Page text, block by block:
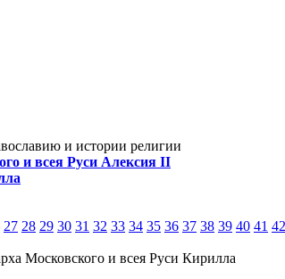
и истории религии
и всея Руси Алексия II
27 28 29 30 31 32 33 34 35 36 37 38 39 40 41 42
Московского и всея Руси Кирилла